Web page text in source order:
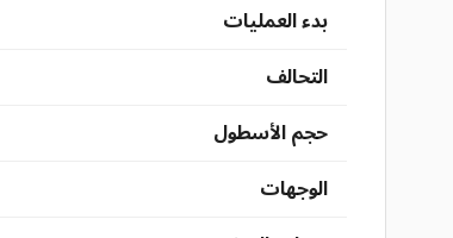
بدء العمليات
التحالف
حجم الأسطول
الوجهات